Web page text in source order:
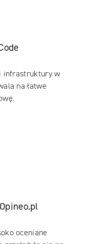
infrastruktury w
na łatwe
oceniane